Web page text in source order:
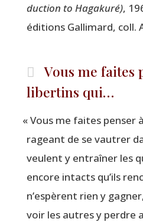
duc­tion to Haga­ku­ré),
édi­tions Gal­li­mard, coll.
Vous me faites
libertins qui…
«Vous me faites pen­ser
rageant de se vau­trer
veulent y entraî­ner les
encore intacts qu’ils
n’espèrent rien y
voir les autres y perdre